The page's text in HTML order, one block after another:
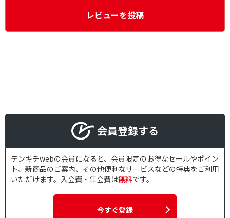
レビューを投稿
会員登録する
デンキチwebの会員になると、会員限定のお得なセールやポイン
ト、新商品のご案内、その他便利なサービスなどの特典をご利用
いただけます。入会費・年会費は無料です。
今すぐ登録